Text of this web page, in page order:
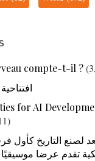
compte-t-il ?
for AI
لصنع التاريخ كأول
تقدم عرضا